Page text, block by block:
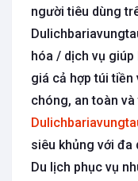
người tiêu dùng
hóa / dịch vụ
giá cả hợp túi tiền
chóng, an toàn
siêu khủng với đa
Du lịch phục vụ